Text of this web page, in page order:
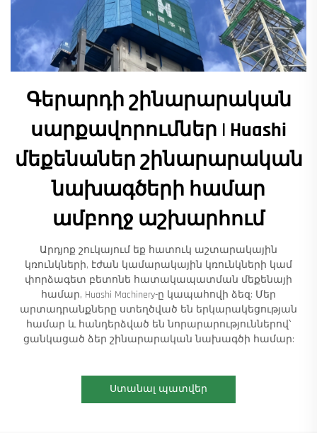
Գերարդի շինարարական
սարքավորումներ | Huashi
մեքենաներ շինարարական
նախագծերի համար
ամբողջ աշխարհում
Արդյոք շուկայում եք հատուկ աշտարակային
կռունկների, էժան կամարակային կռունկների կամ
փորձագետ բետոնե հատակապատման մեքենայի
համար, Huashi Machinery-ը կապահովի ձեզ: Մեր
արտադրանքները ստեղծված են երկարակեցության
համար և հանդերձված են նորարարություններով՝
ցանկացած ձեր շինարարական նախագծի համար:
Ստանալ պատվեր